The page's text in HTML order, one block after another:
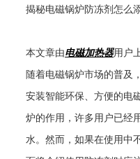
揭秘电磁锅炉防冻剂怎么
本文章由电磁加热器用户
随着电磁锅炉市场的普及
安装智能环保、方便的电
炉的作用，许多用户已经
水。然而，如果在使用中